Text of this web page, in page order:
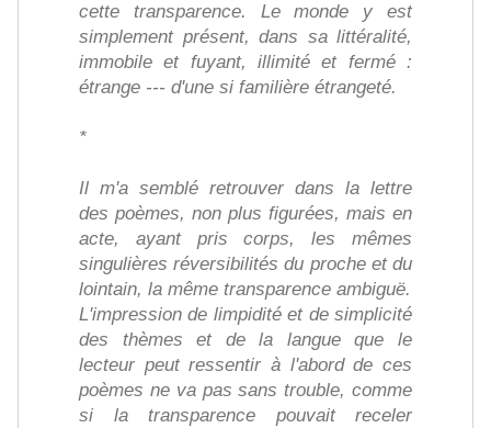
cette transparence. Le monde y est
simplement présent, dans sa littéralité,
immobile et fuyant, illimité et fermé :
étrange --- d'une si familière étrangeté.
*
Il m'a semblé retrouver dans la lettre
des poèmes, non plus figurées, mais en
acte, ayant pris corps, les mêmes
singulières réversibilités du proche et du
lointain, la même transparence ambiguë.
L'impression de limpidité et de simplicité
des thèmes et de la langue que le
lecteur peut ressentir à l'abord de ces
poèmes ne va pas sans trouble, comme
si la transparence pouvait receler